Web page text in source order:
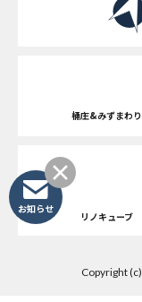
桶庄&みずまわり
リノキューブ
Copyright
お知らせ